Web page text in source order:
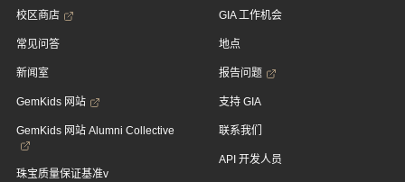
校区商店
常见问答
新闻室
GemKids 网站
GemKids 网站 Alumni Collective
珠宝质量保证基准v
GIA 工作机会
地点
报告问题
支持 GIA
联系我们
API 开发人员